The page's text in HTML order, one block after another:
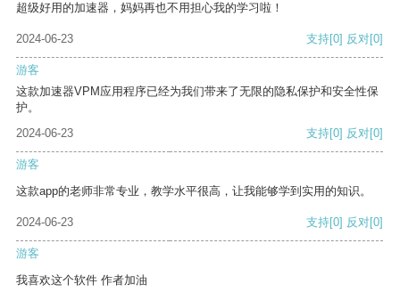
超级好用的加速器，妈妈再也不用担心我的学习啦！
2024-06-23 支持[0] 反对[0]
游客
这款加速器VPM应用程序已经为我们带来了无限的隐私保护和安全性保
护。
2024-06-23
支持[0] 反对[0]
游客
这款app的老师非常专业，教学水平很高，让我能够学到实用的知识。
2024-06-23 支持[0] 反对[0]
游客
我喜欢这个软件 作者加油